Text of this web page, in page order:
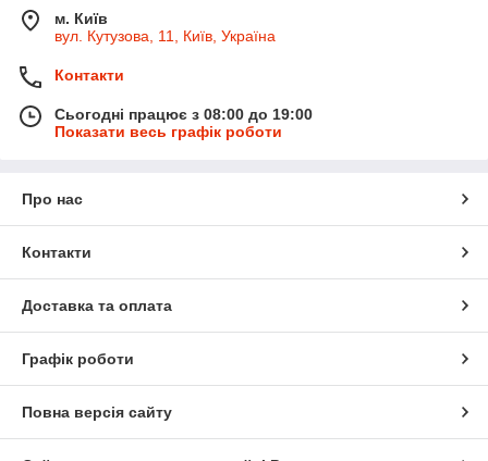
м. Київ
вул. Кутузова, 11, Київ, Україна
Контакти
Сьогодні працює з 08:00 до 19:00
Показати весь графік роботи
Про нас
Контакти
Доставка та оплата
Графік роботи
Повна версія сайту